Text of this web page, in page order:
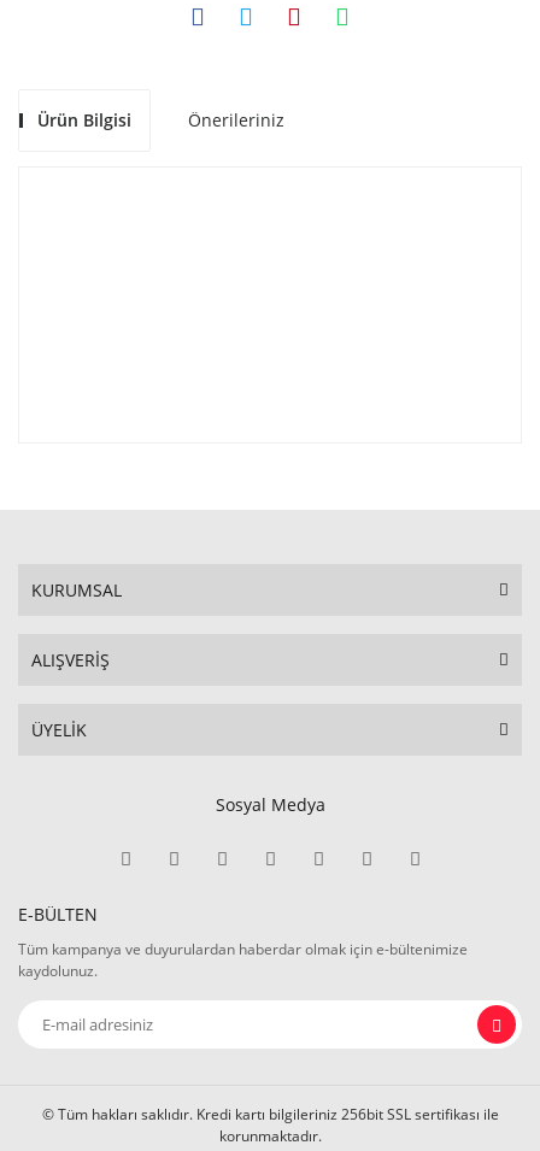
Ürün Bilgisi Önerileriniz
KURUMSAL
ALIŞVERİŞ
ÜYELİK
Sosyal Medya
E-BÜLTEN
Tüm kampanya ve duyurulardan haberdar olmak için e-bültenimize
kaydolunuz.
© Tüm hakları saklıdır. Kredi kartı bilgileriniz 256bit SSL sertifikası ile
korunmaktadır.